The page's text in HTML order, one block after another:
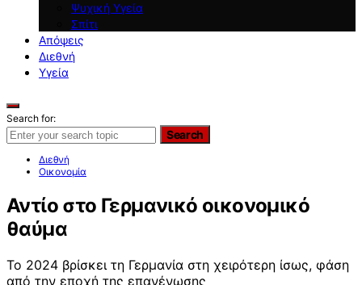
Ψυχική Υγεία
Σπίτι
Απόψεις
Διεθνή
Υγεία
Search for:
Search
Διεθνή
Οικονομία
Αντίο στο Γερμανικό οικονομικό
θαύμα
Το 2024 βρίσκει τη Γερμανία στη χειρότερη ίσως, φάση
από την εποχή της επανένωσης